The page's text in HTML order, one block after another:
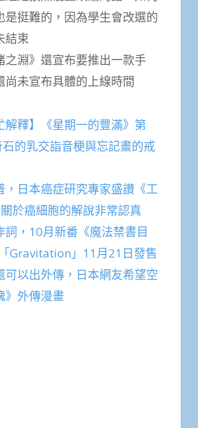
是挺難的，因為學生會改選的
結束
之淵》還宣布要推出一款手
尚未宣布具體的上線時間
解釋】《星期一的豐滿》第
的乳交詣音梗與忘記畫的戒
，日本癌症研究專家盛讚《工
於癌細胞的解說非常認真
詞，10月新番《魔法禁書目
Gravitation」11月21日發售
可以出外傳，日本網友希望空
》外傳漫畫